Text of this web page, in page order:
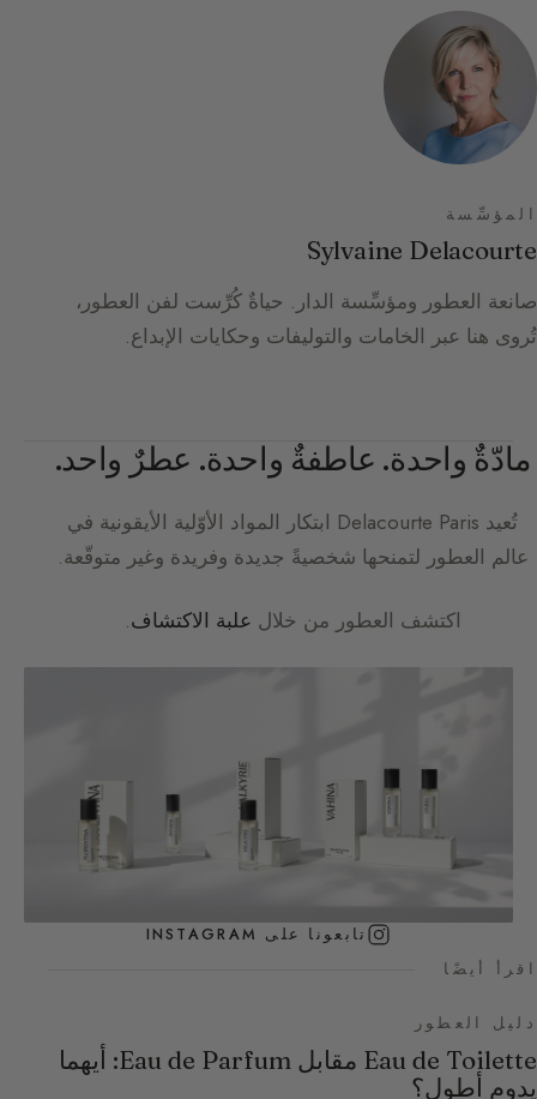
المؤسِّسة
Sylvaine Delacourte
صانعة العطور ومؤسِّسة الدار. حياةٌ كُرِّست لفن العطور،
تُروى هنا عبر الخامات والتوليفات وحكايات الإبداع.
مادّةٌ واحدة. عاطفةٌ واحدة. عطرٌ واحد.
تُعيد Delacourte Paris ابتكار المواد الأوّلية الأيقونية في
عالم العطور لتمنحها شخصيةً جديدة وفريدة وغير متوقّعة.
اكتشف العطور من خلال علبة الاكتشاف.
تابعونا على INSTAGRAM
اقرأ أيضًا
دليل العطور
Eau de Toilette مقابل Eau de Parfum: أيهما
يدوم أطول؟